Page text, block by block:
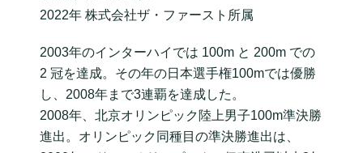
2022年 株式会社ザ・ファースト所属
2003年のインターハイでは 100m と 200m での
2 冠を達成。その年の日本選手権100mでは優勝
し、2008年まで3連覇を達成した。
2008年、北京オリンピック陸上男子100m準決勝
進出。オリンピック同種目の準決勝進出は、